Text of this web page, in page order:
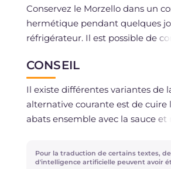
Conservez le Morzello dans un
hermétique pendant quelques
réfrigérateur. Il est possible de
utilisés.
CONSEIL
Il existe différentes variantes de
alternative courante est de cuire
abats ensemble avec la sauce et
Morzello, accompagnez-le de la
et il deviendra un street food
Pour la traduction de certains textes,
d'intelligence artificielle peuvent avoir